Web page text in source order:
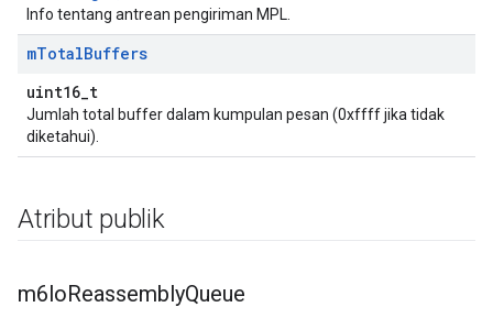
Info tentang antrean pengiriman MPL.
mTotalBuffers
uint16_t
Jumlah total buffer dalam kumpulan pesan (0xffff jika tidak
diketahui).
Atribut publik
m6loReassemblyQueue